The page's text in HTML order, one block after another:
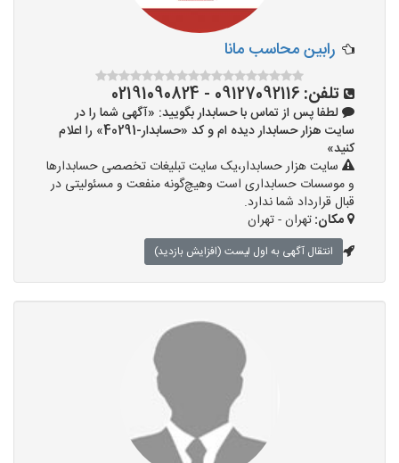
رابین محاسب مانا
تلفن: 09127092116 - 02191090824
لطفا پس از تماس با حسابدار بگویید: «آگهی شما را در
سایت هزار حسابدار دیده ام و کد «حسابدار-40291» را اعلام
کنید»
سایت هزار حسابدار،یک سایت تبلیغات تخصصی حسابدارها
و موسسات حسابداری است وهیچ‌گونه منفعت و مسئولیتی در
قبال قرارداد شما ندارد.
مکان:تهران - تهران
انتقال آگهی به اول لیست (افزایش بازدید)